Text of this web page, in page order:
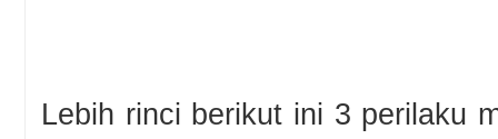
Lebih rinci berikut ini 3 perilaku